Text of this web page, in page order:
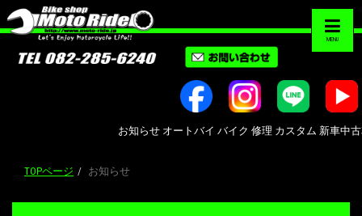
MENU
お知らせ オートバイ バイク 修理 カスタム 新車中古
TOPページ お知らせ